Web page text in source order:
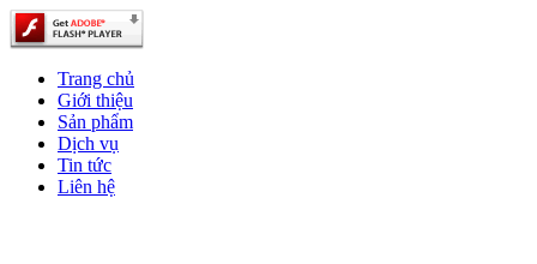
Trang chủ
Giới thiệu
Sản phẩm
Dịch vụ
Tin tức
Liên hệ